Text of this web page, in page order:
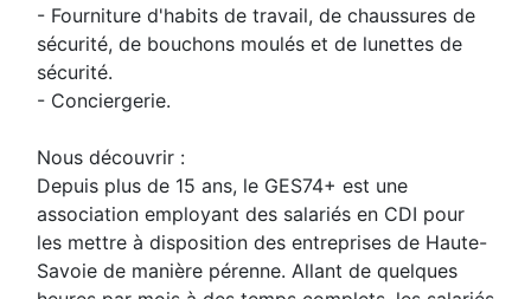
- Fourniture d'habits de travail, de chaussures de
sécurité, de bouchons moulés et de lunettes de
sécurité.
- Conciergerie.
Nous découvrir :
Depuis plus de 15 ans, le GES74+ est une
association employant des salariés en CDI pour
les mettre à disposition des entreprises de Haute-
Savoie de manière pérenne. Allant de quelques